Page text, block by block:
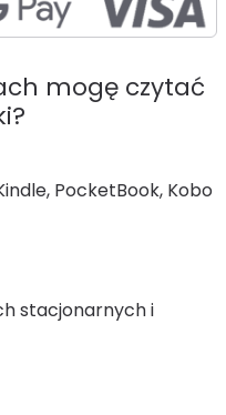
mogę czytać
PocketBook, Kobo
stacjonarnych i